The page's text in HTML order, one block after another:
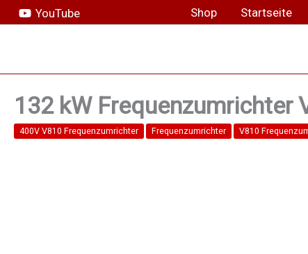
Zum
Inhalt
YouTube Shop Startseite
132 kW Frequenzumrichter
400V V810 Frequenzumrichter Frequenzumrichter V810